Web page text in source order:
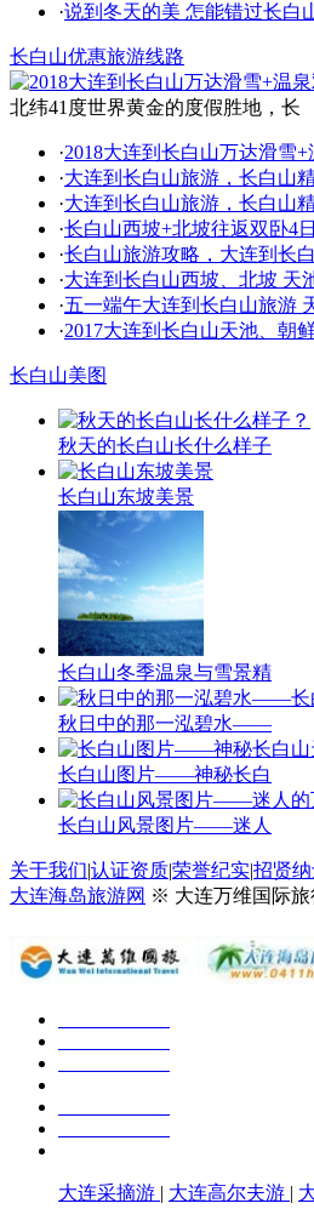
·说到冬天的美 怎能错过长白
长白山优惠旅游线路
北纬41度世界黄金的度假胜地，长
·2018大连到长白山万达滑雪
·大连到长白山旅游，长白山
·大连到长白山旅游，长白山
·长白山西坡+北坡往返双卧4
·长白山旅游攻略，大连到长
·大连到长白山西坡、北坡 天
·五一端午大连到长白山旅游
·2017大连到长白山天池、朝
长白山美图
秋天的长白山长什么样子
长白山东坡美景
长白山冬季温泉与雪景精
秋日中的那一泓碧水——
长白山图片——神秘长白
长白山风景图片——迷人
关于我们|认证资质|荣誉纪实|招贤
大连海岛旅游网 ※ 大连万维国际旅
大连采摘游 | 大连高尔夫游 |